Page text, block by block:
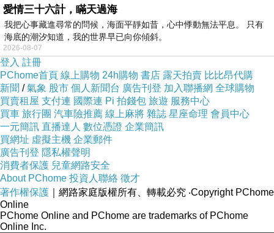
↓↓↓保證最便宜！定貴退價差↓↓↓
普瑞烏蘭達瑞精品假日溫泉飯店 - 烏布
主要設施
35 間客房
2 間餐廳
全套 SPA
室外游泳池
愛情三十六計，瞞天過海
我把心事藏進尋常的問候，海面平靜如昔，心中悸動無法平息。 只有
海底的潮汐知道，我的世界早已向你傾斜。
2026-08-07
登入 註冊
PChome首頁 線上購物 24h購物 書店 露天拍賣 比比昂代購
新聞 /氣象 股市 個人新聞台 廣告刊登 加入聯播網 全球購物
買賣租屋 支付連 國際連 Pi 拍錢包 旅遊 服務中心
買車 旅行團 汽車險推薦 線上麻將 雜誌 星座命理 會員中心
一元簡訊 直播達人 數位憑證 企業簡訊
買網址 虛擬主機 企業郵件
廣告刊登 隱私權聲明
消費者保護 兒童網路安全
About PChome 投資人聯絡 徵才
著作權保護 ｜網路家庭版權所有、轉載必究 ‧Copyright PChome
Online
PChome Online and PChome are trademarks of PChome
Online Inc.